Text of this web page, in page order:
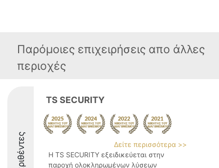
Παρόμοιες επιχειρήσεις απο άλλες
περιοχές
TS SECURITY
Δείτε περισσότερα >>
Η TS SECURITY εξειδικεύεται στην
παροχή ολοκληρωμένων λύσεων